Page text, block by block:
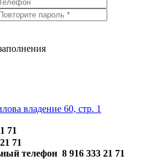
владение 60, стр. 1
71
71
8 916 333 21 71